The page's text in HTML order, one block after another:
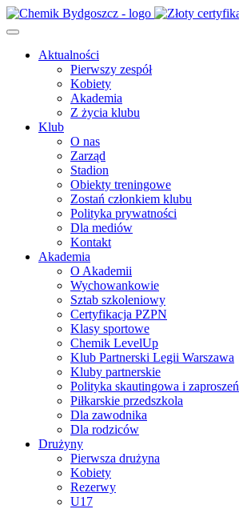
Aktualności
Pierwszy zespół
Kobiety
Akademia
Z życia klubu
Klub
O nas
Zarząd
Stadion
Obiekty treningowe
Zostań członkiem klubu
Polityka prywatności
Dla mediów
Kontakt
Akademia
O Akademii
Wychowankowie
Sztab szkoleniowy
Certyfikacja PZPN
Klasy sportowe
Chemik LevelUp
Klub Partnerski Legii Warszawa
Kluby partnerskie
Polityka skautingowa i zaproszeń
Piłkarskie przedszkola
Dla zawodnika
Dla rodziców
Drużyny
Pierwsza drużyna
Kobiety
Rezerwy
U17